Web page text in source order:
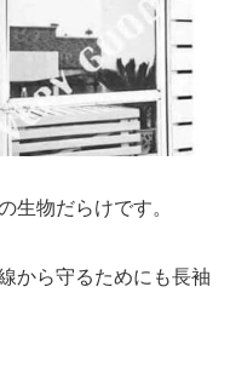
生物だらけです。
から守るためにも長袖